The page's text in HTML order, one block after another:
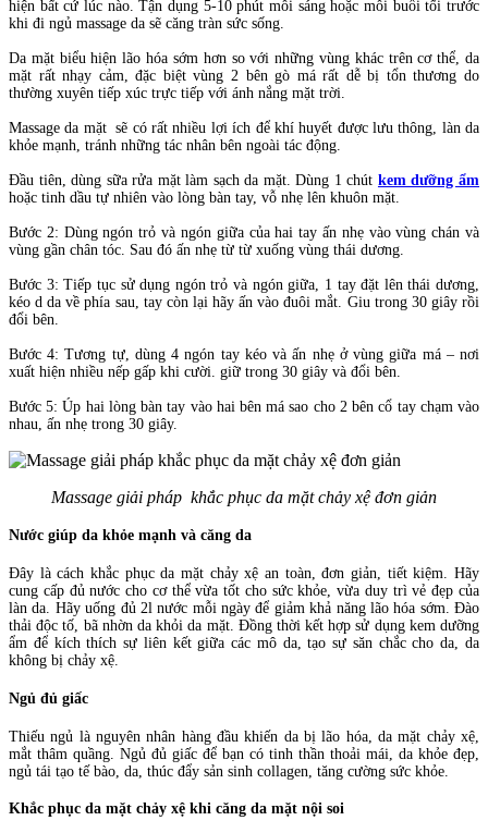
hiện bất cứ lúc nào. Tận dụng 5-10 phút mỗi sáng hoặc mỗi buổi tối trước
khi đi ngủ massage da sẽ căng tràn sức sống.
Da mặt biểu hiện lão hóa sớm hơn so với những vùng khác trên cơ thể, da
mặt rất nhạy cảm, đặc biệt vùng 2 bên gò má rất dễ bị tổn thương do
thường xuyên tiếp xúc trực tiếp với ánh nắng mặt trời.
Massage da mặt sẽ có rất nhiều lợi ích để khí huyết được lưu thông, làn da
khỏe mạnh, tránh những tác nhân bên ngoài tác động.
Đầu tiên, dùng sữa rửa mặt làm sạch da mặt. Dùng 1 chút kem dưỡng ẩm
hoặc tinh dầu tự nhiên vào lòng bàn tay, vỗ nhẹ lên khuôn mặt.
Bước 2: Dùng ngón trỏ và ngón giữa của hai tay ấn nhẹ vào vùng chán và
vùng gần chân tóc. Sau đó ấn nhẹ từ từ xuống vùng thái dương.
Bước 3: Tiếp tục sử dụng ngón trỏ và ngón giữa, 1 tay đặt lên thái dương,
kéo d da về phía sau, tay còn lại hãy ấn vào đuôi mắt. Giu trong 30 giây rồi
đổi bên.
Bước 4: Tương tự, dùng 4 ngón tay kéo và ấn nhẹ ở vùng giữa má – nơi
xuất hiện nhiều nếp gấp khi cười. giữ trong 30 giây và đổi bên.
Bước 5: Úp hai lòng bàn tay vào hai bên má sao cho 2 bên cổ tay chạm vào
nhau, ấn nhẹ trong 30 giây.
Massage giải pháp khắc phục da mặt chảy xệ đơn giản
Nước giúp da khỏe mạnh và căng da
Đây là cách khắc phục da mặt chảy xệ an toàn, đơn giản, tiết kiệm. Hãy
cung cấp đủ nước cho cơ thể vừa tốt cho sức khỏe, vừa duy trì vẻ đẹp của
làn da. Hãy uống đủ 2l nước mỗi ngày để giảm khả năng lão hóa sớm. Đào
thải độc tố, bã nhờn da khỏi da mặt. Đồng thời kết hợp sử dụng kem dưỡng
ẩm để kích thích sự liên kết giữa các mô da, tạo sự săn chắc cho da, da
không bị chảy xệ.
Ngủ đủ giấc
Thiếu ngủ là nguyên nhân hàng đầu khiến da bị lão hóa, da mặt chảy xệ,
mắt thâm quầng. Ngủ đủ giấc để bạn có tinh thần thoải mái, da khỏe đẹp,
ngủ tái tạo tế bào, da, thúc đẩy sản sinh collagen, tăng cường sức khỏe.
Khắc phục da mặt chảy xệ khi căng da mặt nội soi